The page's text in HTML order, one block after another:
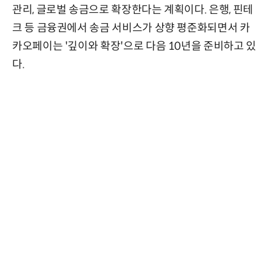
관리, 글로벌 송금으로 확장한다는 계획이다. 은행, 핀테
크 등 금융권에서 송금 서비스가 상향 평준화되면서 카
카오페이는 '깊이와 확장'으로 다음 10년을 준비하고 있
다.